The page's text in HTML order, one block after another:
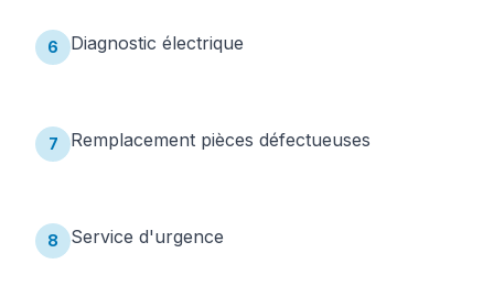
6 Diagnostic électrique
7 Remplacement pièces défectueuses
8 Service d'urgence